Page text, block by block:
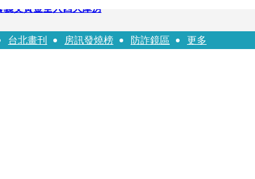
父黃金全入四大庫房
盼在野三思：改凍結處理受質疑項目
台北畫刊 房訊發燒榜 防詐鏡區 更多